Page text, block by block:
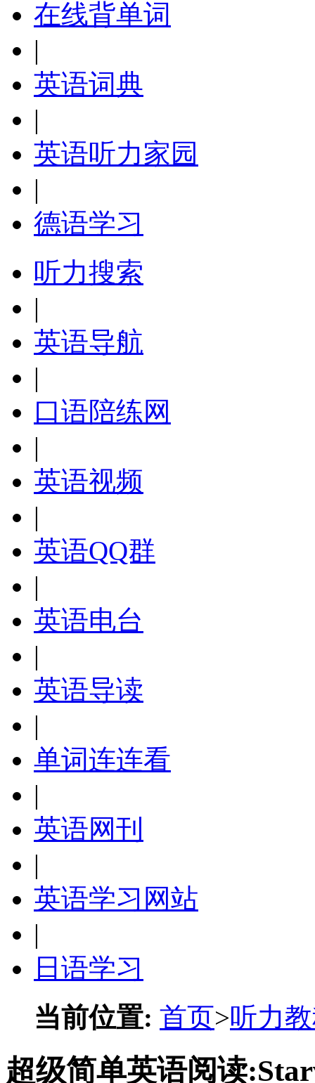
在线背单词
|
英语词典
|
英语听力家园
|
德语学习
听力搜索
|
英语导航
|
口语陪练网
|
英语视频
|
英语QQ群
|
英语电台
|
英语导读
|
单词连连看
|
英语网刊
|
英语学习网站
|
日语学习
当前位置: 首页>听力
超级简单英语阅读